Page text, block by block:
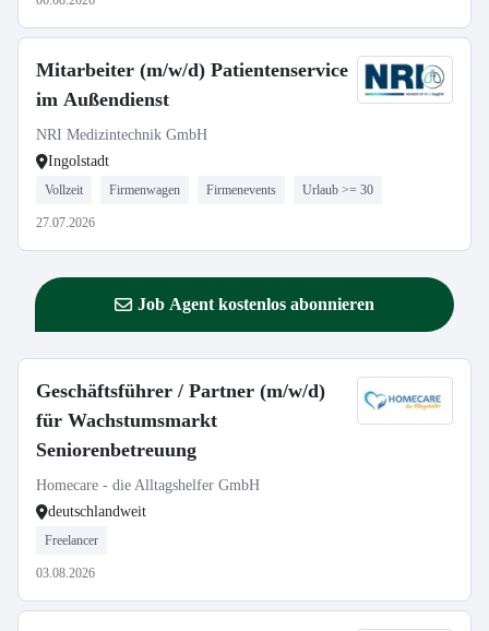
Mitarbeiter (m/w/d) Patientenservice
im Außendienst
NRI Medizintechnik GmbH
Ingolstadt
Vollzeit Firmenwagen Firmenevents Urlaub >= 30
27.07.2026
Job Agent kostenlos abonnieren
Geschäftsführer / Partner (m/w/d)
für Wachstumsmarkt
Seniorenbetreuung
Homecare - die Alltagshelfer GmbH
deutschlandweit
Freelancer
03.08.2026